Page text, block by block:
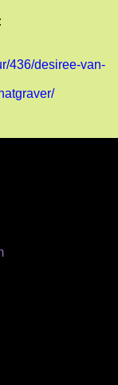
436/desiree-van-